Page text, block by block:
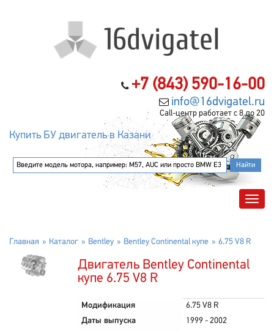
+7 (843) 590-16-00
info@16dvigatel.ru
Call-центр работает с 8 до 20
Купить БУ двигатель в Казани
Главная Каталог Bentley Bentley Continental купе 6.75 V8 R
Двигатель Bentley Continental
купе 6.75 V8 R
Модификация
6.75 V8 R
Даты выпуска
1999 - 2002